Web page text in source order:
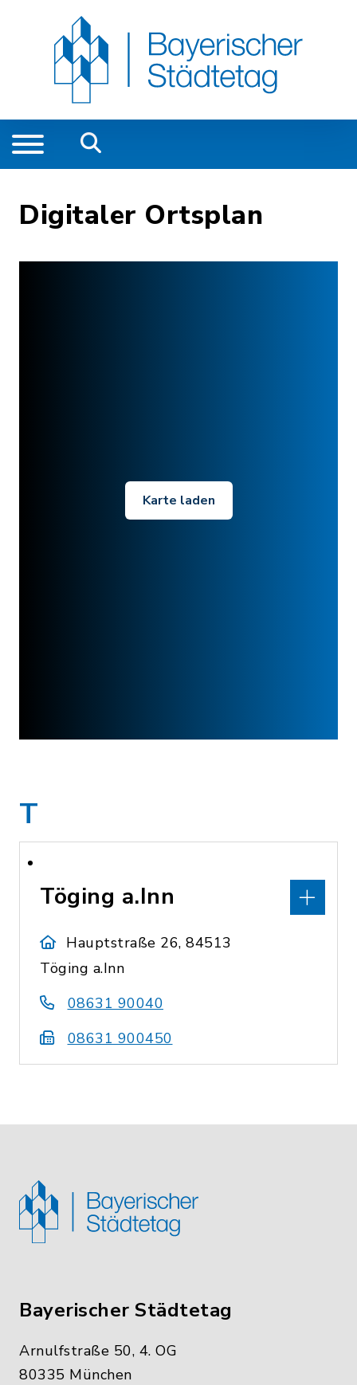
Digitaler Ortsplan
Karte laden
T
Töging a.Inn
Hauptstraße 26, 84513
Töging a.Inn
08631 90040
08631 900450
Bayerischer Städtetag
Arnulfstraße 50, 4. OG
80335 München